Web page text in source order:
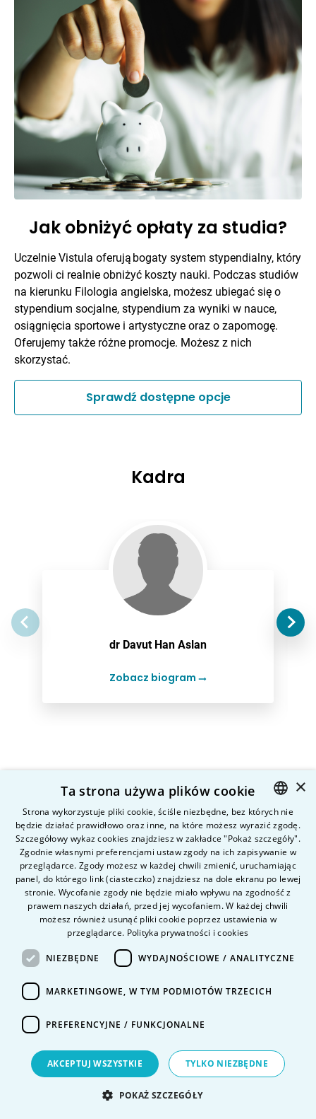
Jak obniżyć opłaty za studia?
Uczelnie Vistula oferują bogaty system stypendialny, który
pozwoli ci realnie obniżyć koszty nauki. Podczas studiów
na kierunku Filologia angielska, możesz ubiegać się o
stypendium socjalne, stypendium za wyniki w nauce,
osiągnięcia sportowe i artystyczne oraz o zapomogę.
Oferujemy także różne promocje. Możesz z nich
skorzystać.
Sprawdź dostępne opcje
Kadra
dr Davut Han Aslan
Zobacz biogram
Często pytacie nas o…
Proces rekrutacji
Finanse, płatności za studia
Sprawy studenckie
Sprawdź pełne FAQ dotyczące naszych
uczelni
Przejdź do FAQ
POLISH
ENGLISH
×
Ta strona używa plików cookie
Strona wykorzystuje pliki cookie, ściśle niezbędne, bez których nie
będzie działać prawidłowo oraz inne, na które możesz wyrazić zgodę.
Szczegółowy wykaz cookies znajdziesz w zakładce "Pokaż szczegóły".
Zgodnie własnymi preferencjami ustaw zgody na ich zapisywanie w
przeglądarce. Zgody możesz w każdej chwili zmienić, uruchamiając
panel, do którego link (ciasteczko) znajdziesz na dole ekranu po lewej
stronie. Wycofanie zgody nie będzie miało wpływu na zgodność z
prawem naszych działań, przed jej wycofaniem. W każdej chwili
możesz również usunąć pliki cookie poprzez ustawienia w
przeglądarce. Polityka prywatności i cookies
NIEZBĘDNE WYDAJNOŚCIOWE / ANALITYCZNE
MARKETINGOWE, W TYM PODMIOTÓW TRZECICH
PREFERENCYJNE / FUNKCJONALNE
AKCEPTUJ WSZYSTKIE TYLKO NIEZBĘDNE
POKAŻ SZCZEGÓŁY